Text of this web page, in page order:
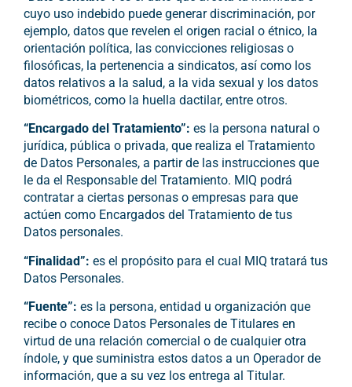
cuyo uso indebido puede generar discriminación, por
ejemplo, datos que revelen el origen racial o étnico, la
orientación política, las convicciones religiosas o
filosóficas, la pertenencia a sindicatos, así como los
datos relativos a la salud, a la vida sexual y los datos
biométricos, como la huella dactilar, entre otros.
“Encargado del Tratamiento”: es la persona natural o
jurídica, pública o privada, que realiza el Tratamiento
de Datos Personales, a partir de las instrucciones que
le da el Responsable del Tratamiento. MIQ podrá
contratar a ciertas personas o empresas para que
actúen como Encargados del Tratamiento de tus
Datos personales.
“Finalidad”:es el propósito para el cual MIQ tratará tus
Datos Personales.
“Fuente”:es la persona, entidad u organización que
recibe o conoce Datos Personales de Titulares en
virtud de una relación comercial o de cualquier otra
índole, y que suministra estos datos a un Operador de
información, que a su vez los entrega al Titular.